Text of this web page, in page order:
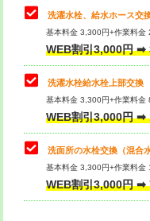
業）
排水管工事（排水管工事
排水管工事（追加 排水
え）
マス交換（土の掘削・
マス交換（深さ50㎝未満
マス交換（深さ50㎝以上
キッチンタンク脱着
その他部品の脱着
交換・取付（タンク）
交換・取付(単水栓（壁
式）)
交換・取付(混合水栓（
式・ワンホール）)
洗濯水栓、給水ホース交
基本料金 3,300円+作業料
WEB割引3,000円 ➡
洗濯水栓給水栓上部交換
基本料金 3,300円+作業料
WEB割引3,000円 ➡
洗面所の水栓交換（混合水
基本料金 3,300円+作業料
WEB割引3,000円 ➡